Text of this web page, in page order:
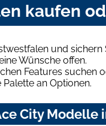
kaufen
und sichern
Wünsche offen.
Features
an Optionen.
City